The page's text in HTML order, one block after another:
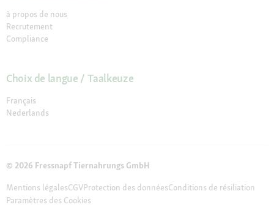
à propos de nous
Recrutement
Compliance
Choix de langue / Taalkeuze
Français
Nederlands
© 2026 Fressnapf Tiernahrungs GmbH
Mentions légalesCGVProtection des donnéesConditions de résiliation
Paramètres des Cookies